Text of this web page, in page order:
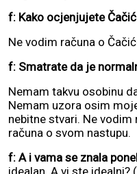
f: Kako ocjenjujete
Ne vodim računa o
f: Smatrate da je
Nemam takvu osobinu
Nemam uzora osim
nebitne stvari. Ne
računa o svom nastupu.
f: A i vama se znala
idealan. A vi ste idealni?